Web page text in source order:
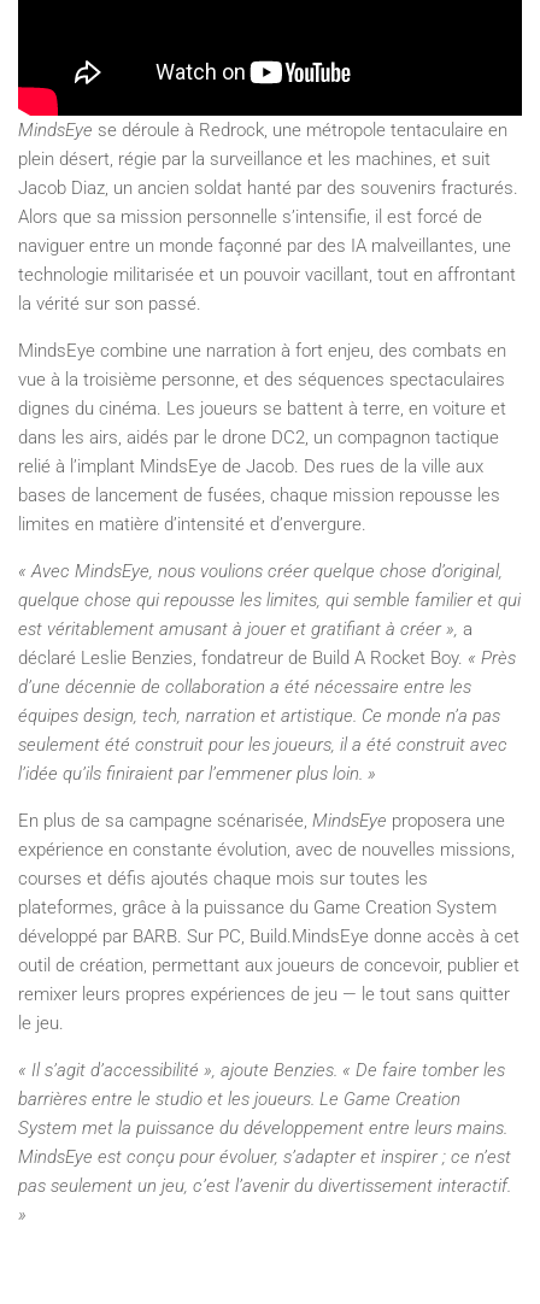
MindsEye se déroule à Redrock, une métropole tentaculaire en
plein désert, régie par la surveillance et les machines, et suit
Jacob Diaz, un ancien soldat hanté par des souvenirs fracturés.
Alors que sa mission personnelle s’intensifie, il est forcé de
naviguer entre un monde façonné par des IA malveillantes, une
technologie militarisée et un pouvoir vacillant, tout en affrontant
la vérité sur son passé.
MindsEye combine une narration à fort enjeu, des combats en
vue à la troisième personne, et des séquences spectaculaires
dignes du cinéma. Les joueurs se battent à terre, en voiture et
dans les airs, aidés par le drone DC2, un compagnon tactique
relié à l’implant MindsEye de Jacob. Des rues de la ville aux
bases de lancement de fusées, chaque mission repousse les
limites en matière d’intensité et d’envergure.
« Avec MindsEye, nous voulions créer quelque chose d’original,
quelque chose qui repousse les limites, qui semble familier et qui
est véritablement amusant à jouer et gratifiant à créer », a
déclaré Leslie Benzies, fondatreur de Build A Rocket Boy. « Près
d’une décennie de collaboration a été nécessaire entre les
équipes design, tech, narration et artistique. Ce monde n’a pas
seulement été construit pour les joueurs, il a été construit avec
l’idée qu’ils finiraient par l’emmener plus loin. »
En plus de sa campagne scénarisée, MindsEye proposera une
expérience en constante évolution, avec de nouvelles missions,
courses et défis ajoutés chaque mois sur toutes les
plateformes, grâce à la puissance du Game Creation System
développé par BARB. Sur PC, Build.MindsEye donne accès à cet
outil de création, permettant aux joueurs de concevoir, publier et
remixer leurs propres expériences de jeu — le tout sans quitter
le jeu.
« Il s’agit d’accessibilité », ajoute Benzies. « De faire tomber les
barrières entre le studio et les joueurs. Le Game Creation
System met la puissance du développement entre leurs mains.
MindsEye est conçu pour évoluer, s’adapter et inspirer ; ce n’est
pas seulement un jeu, c’est l’avenir du divertissement interactif.
»